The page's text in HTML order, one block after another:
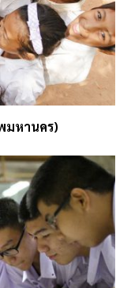
มหานคร)